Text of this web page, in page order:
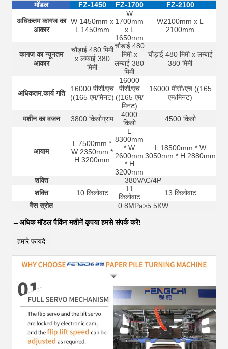
मॉडल FZ-1450 FZ-1700
FZ-2100
अधिकतम कागज का
आकार
W 1450mm x
L 1450mm
W
1700mm
x L
1650mm
W2100mm x L
2100mm
कागज का न्यूनतम
आकार
चौड़ाई 480 मिमी
x लम्बाई 380
मिमी
चौड़ाई 480
मिमी x
लम्बाई 380
मिमी
चौड़ाई 480 मिमी x लम्बाई
380 मिमी
अधिकतम.कार्य गति
16000 पीसी/एच
((165 एम/मिनट)
16000
पीसी/एच
((165 एम/
मिनट)
16000 पीसी/एच ((165
एम/मिनट)
मशीन का वजन 3800 किलोग्राम
4000
किलो
4500 किलो
आयाम
L 7500mm *
W 2350mm *
H 3200mm
L
8300mm
* W
2600mm
* H
3200mm
L 18500mm * W
3050mm * H 2880mm
शक्ति
380VAC/4P
शक्ति
10 किलोवाट
11
किलोवाट
13 किलोवाट
गैस स्रोत
0.8MPa>5.5KW
→अधिक मॉडल पैकिंग मशीनें कृपया हमसे संपर्क करें!
हमारे फायदे